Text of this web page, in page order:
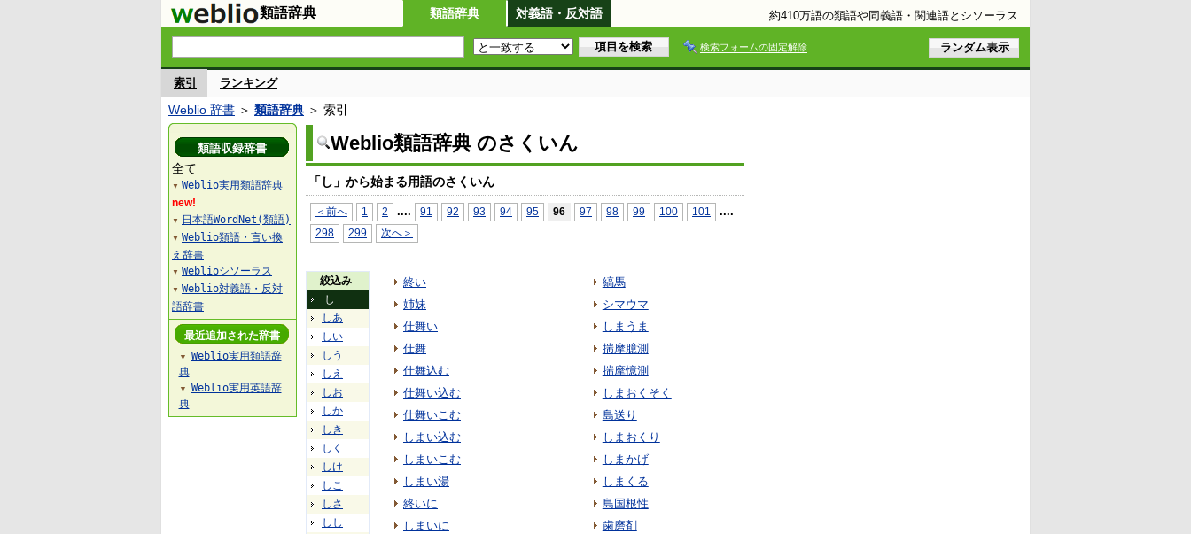
類語辞典 類語辞典 対義語・反対語 約410万語の類語や同義語・関連語とシソーラス
検索フォームの固定解除
索引 ランキング
Weblio 辞書 ＞ 類語辞典 ＞ 索引
Weblio類語辞典 のさくいん
「し」から始まる用語のさくいん
＜前へ 1 2 .... 91 92 93 94 95 96 97 98 99 100 101 ....
298 299 次へ＞
絞込み
し
しあ
しい
しう
しえ
しお
しか
しき
しく
しけ
しこ
しさ
しし
終い
姉妹
仕舞い
仕舞
仕舞込む
仕舞い込む
仕舞いこむ
しまい込む
しまいこむ
しまい湯
終いに
しまいに
縞馬
シマウマ
しまうま
揣摩臆測
揣摩憶測
しまおくそく
島送り
しまおくり
しまかげ
しまくる
島国根性
歯磨剤
類語収録辞書
全て
▼ Weblio実用類語辞典
new!
▼ 日本語WordNet(類語)
▼ Weblio類語・言い換
え辞書
▼ Weblioシソーラス
▼ Weblio対義語・反対
語辞書
最近追加された辞書
▼
Weblio実用類語辞
典
▼
Weblio実用英語辞
典